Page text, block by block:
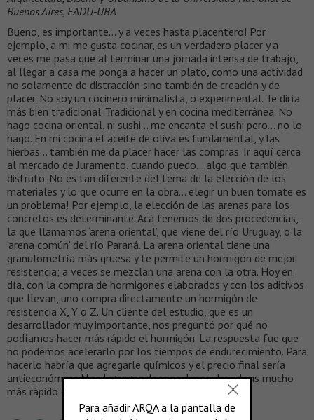
Buenos Aires, FADU-UBA
Bueno, es importante… y a veces hasta placentero! Por
ejemplo, a mi me gusta cocinar, es un verdadero placer y a
veces me pasa que al terminar una jornada intensa de trabajo,
al llegar a casa me ponga a hacer un plato, como una actividad
no solamente de distracción sino también de creación y de
placer. No soy un cocinero minimalista, o experimental. Te diría
más bien tradicional. Tradicional y en cocina mediterránea. No
hago cocina oriental, ni sushi… me encanta el sushi pero… no lo
hago. En mi cocina el aceite de oliva es fundamental, y las
hierbas… también me da placer hacer las compras. Ir aquí cerca
al mercado de Juramento, cuando puedo… algo que también
disfruto. No es tan diferente del tema de la elección de los
materiales y lo que ocurre en la obra… elegir un buen tomate es
un problema! Por ejemplo, la elección de las arenas para los
concretos es determinante. Acá tenemos de dos procedencias,
la que llamamos ‘arena oriental’, que viene del río Uruguay, o la
‘arena común’ del río Paraná. La arena oriental tiene una
granulometría más gruesa y te permite un hormigón de mejor
resistencia; a veces se mezclan una arena con la otra. Hoy en
día, con la compra de hormigones elaborados y con los aditivos
que llevan, uno compra directamente un hormigón de
resistencia X, Y o Z. Un cliente del estudio, que es un
desarrollador muy importante, nos preguntó por qué no
podíamos hacer más rápido el hormigón. La respuesta fue que
no podemos acelerarlo por los tiempos de endurecimiento. Para
hacerlo habría que agregarle químicos y el precio final sería
antieconómico. No obstante ahora se hacen las obras mucho
más rápido de lo que se hacían hace 20 años.